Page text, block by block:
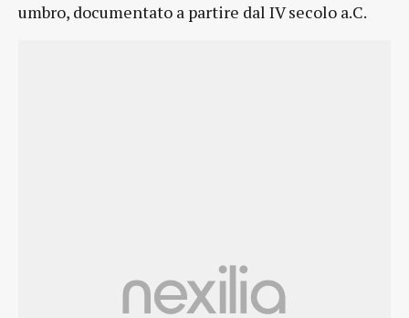
umbro, documentato a partire dal IV secolo a.C.